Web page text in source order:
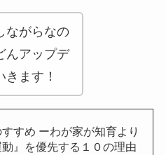
ながらなの
んアップデ
きます！
すめ ーわが家が知育より
動』を優先する１０の理由